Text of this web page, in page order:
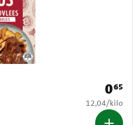
Prijs:
065
€ 12,04 per
12,04/kilo